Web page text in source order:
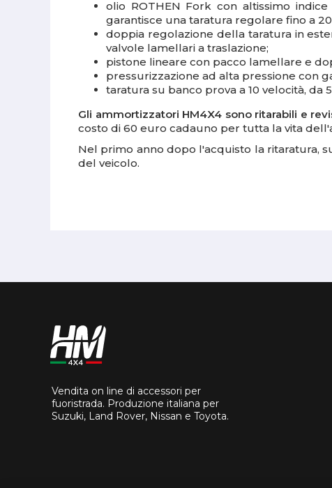
olio ROTHEN Forkcon altissimo indice
garantisce una taratura regolare fino a
doppia regolazione della taraturain
valvole lamellari a traslazione;
pistone lineare con pacco lamellare e
pressurizzazione ad alta pressione con
taratura su banco prova a 10 velocità, da
Gli ammortizzatori HM4X4 sono ritarabili e
costo di 60 euro cadauno per tutta la vita
Nel primo anno dopo l'acquisto la ritaratura,
del veicolo.
Vendita on line di accessori per
fuoristrada. Produzione italiana per
Suzuki, Land Rover, Nissan e Toyota.